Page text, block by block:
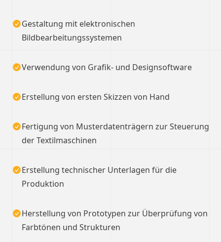
Gestaltung mit elektronischen
Bildbearbeitungssystemen
Verwendung von Grafik- und Designsoftware
Erstellung von ersten Skizzen von Hand
Fertigung von Musterdatenträgern zur Steuerung
der Textilmaschinen
Erstellung technischer Unterlagen für die
Produktion
Herstellung von Prototypen zur Überprüfung von
Farbtönen und Strukturen